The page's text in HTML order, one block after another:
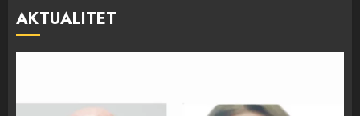
AKTUALITET